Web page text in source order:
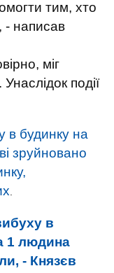
тим, хто
- написав
міг
події
в будинку на
зруйновано
в
1 людина
- Князєв